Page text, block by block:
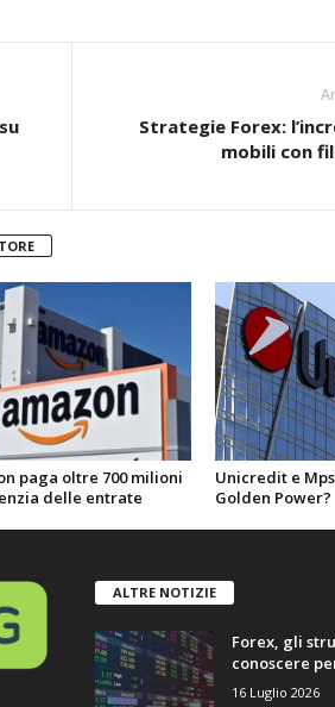
Strategie Forex:
mobili con
paga oltre 700 milioni
delle entrate
Unicredit e
Golden Power?
ALTRE NOTIZIE
Forex, gli
conoscere
16 Luglio 2026